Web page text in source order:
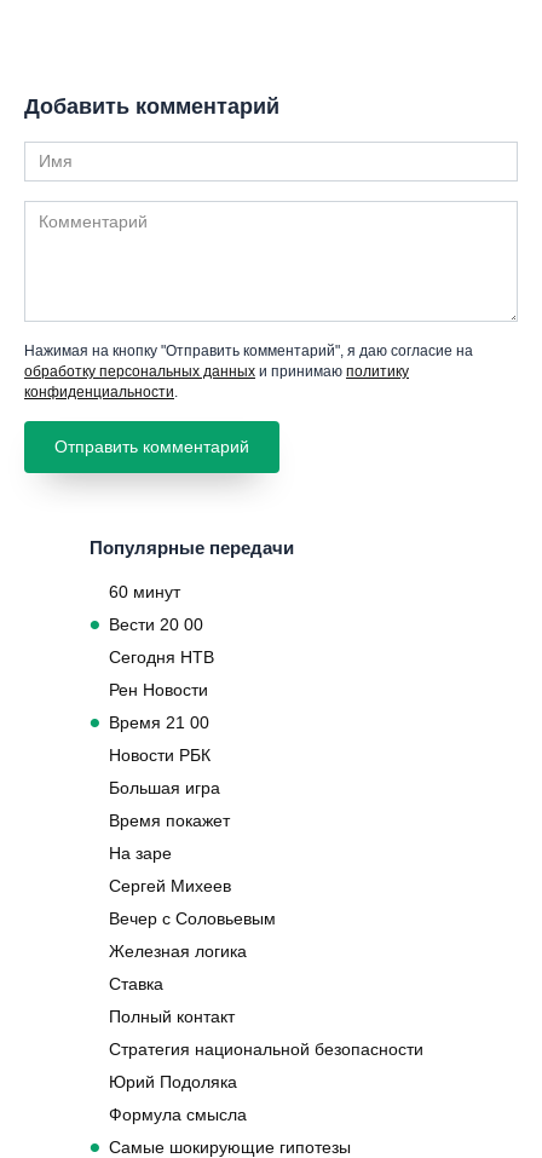
Добавить комментарий
Имя
Комментарий
Нажимая на кнопку "Отправить комментарий", я даю согласие на
обработку персональных данных и принимаю политику
конфиденциальности.
Популярные передачи
60 минут
Вести 20 00
Сегодня НТВ
Рен Новости
Время 21 00
Новости РБК
Большая игра
Время покажет
На заре
Сергей Михеев
Вечер с Соловьевым
Железная логика
Ставка
Полный контакт
Стратегия национальной безопасности
Юрий Подоляка
Формула смысла
Самые шокирующие гипотезы